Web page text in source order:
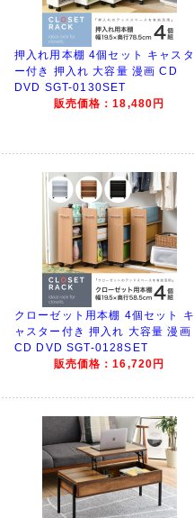
押入れ用本棚 4個セット キャスタ
ー付き 押入れ 大容量 漫画 CD
DVD SGT-0130SET
販売価格：18,480円
クローゼット用本棚 4個セット キ
ャスター付き 押入れ 大容量 漫画
CD DVD SGT-0128SET
販売価格：16,720円